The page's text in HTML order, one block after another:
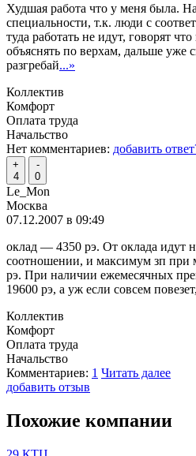
Худшая работа что у меня была.
специальности, т.к. люди с
туда работать не идут, говорят
объяснять по верхам, дальше уже
разгребай...»
Коллектив
Комфорт
Оплата труда
Начальство
Нет комментариев: добавить
+
4
-
0
Le_Mon
Москва
07.12.2007 в 09:49
оклад — 4350 рэ. От оклада идут
соотношении, и максимум зп при
рэ. При наличии ежемесячных
19600 рэ, а уж если совсем
Коллектив
Комфорт
Оплата труда
Начальство
Комментариев: 1 Читать далее
добавить отзыв
Похожие компании